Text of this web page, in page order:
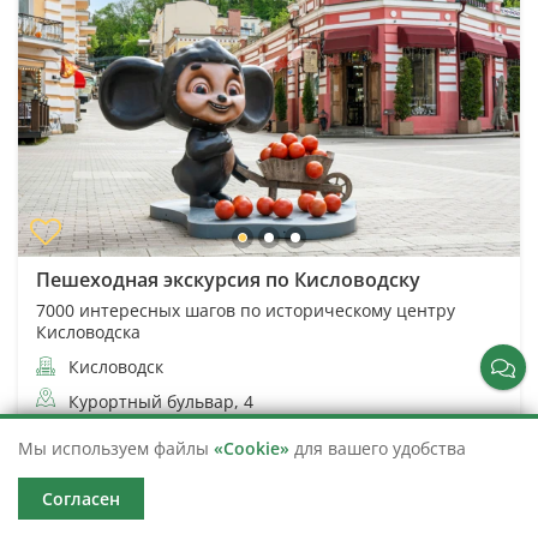
Пешеходная экскурсия по Кисловодску
7000 интересных шагов по историческому центру
Кисловодска
Кисловодск
Курортный бульвар, 4
от 1 600
Мы используем файлы «Cookie» для вашего удобства
Согласен